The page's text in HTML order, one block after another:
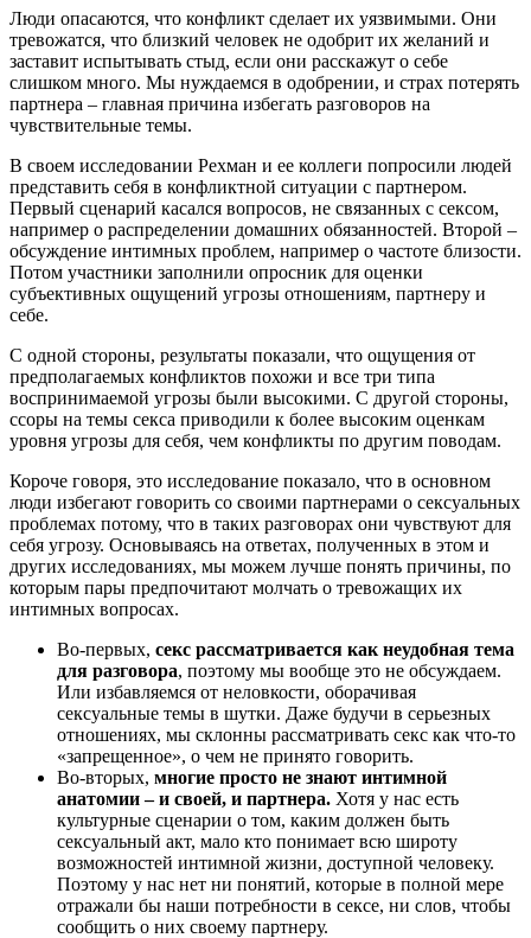
Люди опасаются, что конфликт сделает их уязвимыми. Они
тревожатся, что близкий человек не одобрит их желаний и
заставит испытывать стыд, если они расскажут о себе
слишком много. Мы нуждаемся в одобрении, и страх потерять
партнера – главная причина избегать разговоров на
чувствительные темы.
В своем исследовании Рехман и ее коллеги попросили людей
представить себя в конфликтной ситуации с партнером.
Первый сценарий касался вопросов, не связанных с сексом,
например о распределении домашних обязанностей. Второй –
обсуждение интимных проблем, например о частоте близости.
Потом участники заполнили опросник для оценки
субъективных ощущений угрозы отношениям, партнеру и
себе.
С одной стороны, результаты показали, что ощущения от
предполагаемых конфликтов похожи и все три типа
воспринимаемой угрозы были высокими. С другой стороны,
ссоры на темы секса приводили к более высоким оценкам
уровня угрозы для себя, чем конфликты по другим поводам.
Короче говоря, это исследование показало, что в основном
люди избегают говорить со своими партнерами о сексуальных
проблемах потому, что в таких разговорах они чувствуют для
себя угрозу. Основываясь на ответах, полученных в этом и
других исследованиях, мы можем лучше понять причины, по
которым пары предпочитают молчать о тревожащих их
интимных вопросах.
Во-первых, секс рассматривается как неудобная тема
для разговора, поэтому мы вообще это не обсуждаем.
Или избавляемся от неловкости, оборачивая
сексуальные темы в шутки. Даже будучи в серьезных
отношениях, мы склонны рассматривать секс как что-то
«запрещенное», о чем не принято говорить.
Во-вторых, многие просто не знают интимной
анатомии – и своей, и партнера. Хотя у нас есть
культурные сценарии о том, каким должен быть
сексуальный акт, мало кто понимает всю широту
возможностей интимной жизни, доступной человеку.
Поэтому у нас нет ни понятий, которые в полной мере
отражали бы наши потребности в сексе, ни слов, чтобы
сообщить о них своему партнеру.